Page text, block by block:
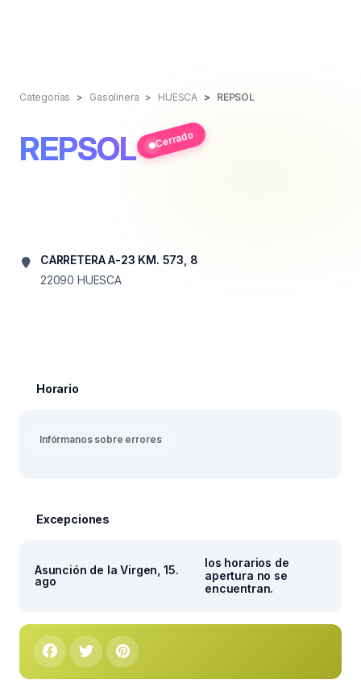
Categorías Gasolinera HUESCA REPSOL
REPSOL Cerrado
CARRETERA A-23 KM. 573, 8
22090 HUESCA
Horario
Infórmanos sobre errores
Excepciones
Asunción de la Virgen, 15.
ago
los horarios de
apertura no se
encuentran.